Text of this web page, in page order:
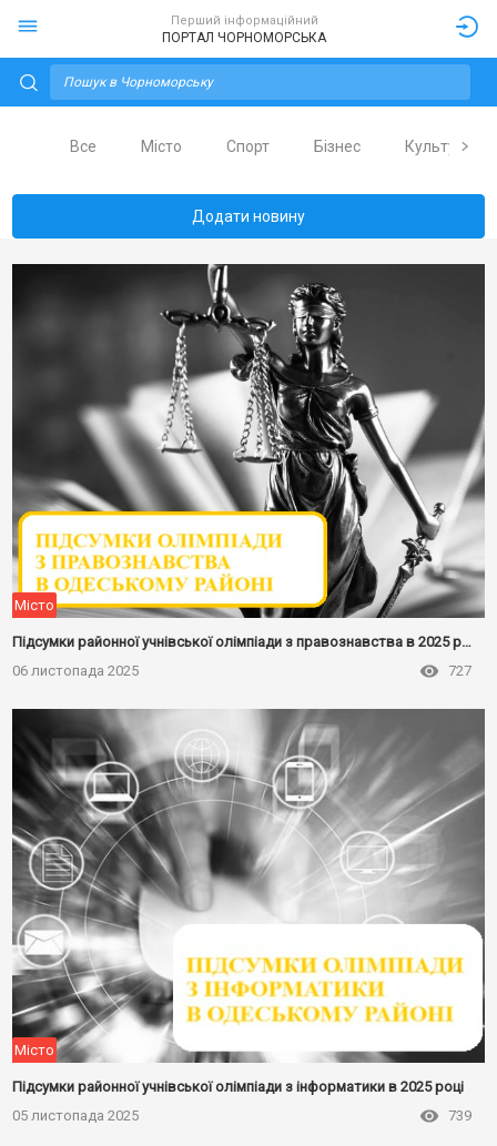
Перший інформаційний
ПОРТАЛ ЧОРНОМОРСЬКА
Все Місто Спорт Бізнес Культура
Додати новину
Місто
Підсумки районної учнівської олімпіади з правознавства в 2025 році
06 листопада 2025
727
Місто
Підсумки районної учнівської олімпіади з інформатики в 2025 році
05 листопада 2025
739